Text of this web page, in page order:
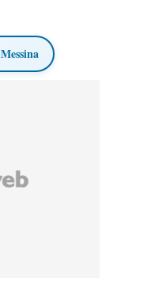
Messina